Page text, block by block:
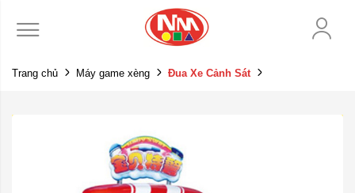
Trang chủ Máy game xèng Đua Xe Cảnh Sát